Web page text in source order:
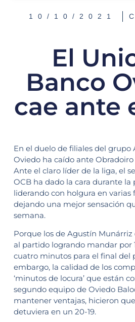
10/10/2021
El
Banco
cae ante
En el duelo de filiales del grupo
Oviedo ha caído ante Obradoiro
Ante el claro líder de la liga, el
OCB ha dado la cara durante
liderando con holgura en varias
dejando una mejor sensación
semana.
Porque los de Agustín
al partido logrando mandar por
cuatro minutos para el final del
embargo, la calidad de los
‘minutos de locura’ que están
segundo equipo de Oviedo
mantener ventajas, hicieron
detuviera en un 20-19.